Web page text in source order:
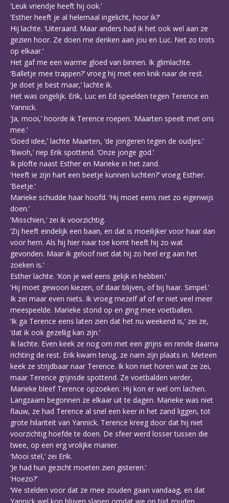
‘Leuk vriendje heeft hij ook.’
‘Esther heeft je al helemaal ingelicht, hoor ik?’
Hij lachte. ‘Uiteraard. Maar anders had ik het ook wel aan ze
gezien hoor. Ze doen me denken aan jou en Luc. Net zo trots
op elkaar.’
Het gaf me een warme gloed van binnen. Ik glimlachte.
‘Balletje mee trappen?’ vroeg hij met een knik naar de rest.
‘Je doet je best maar,’ lachte ik.
Het was ongelijk. Erik, Luc en Ed speelden tegen Terence en
Yannick.
‘Ja, mooi,’ hoorde ik Terence roepen. ‘Maarten speelt met ons
mee.’
‘Goed idee,’ lachte Maarten, ‘de jongeren tegen de oudjes.’
‘Bwoh,’ riep Erik spottend. ‘Onze jonge god.’
Ik plofte naast Esther en Marieke in het zand.
‘Heeft ie zijn hart een beetje kunnen luchten?’ vroeg Esther.
‘Beetje.’
Marieke schudde haar hoofd. ‘Hij moet eens niet zo eigenwijs
doen.’
‘Misschien,’ zei ik voorzichtig.
‘Zij heeft eindelijk een baan, en dat is moeilijker voor haar dan
voor hem. Als hij hier naar toe komt heeft hij zo wat
gevonden. Maar ik geloof niet dat hij zo heel erg aan het
zoeken is.’
Esther lachte. ‘Kon je wel eens gelijk in hebben.’
‘Hij moet gewoon kiezen, of daar blijven, of bij haar. Simpel.’
Ik zei maar even niets. Ik vroeg mezelf af of er niet veel meer
meespeelde. Marieke stond op en ging mee voetballen.
‘Ik ga Terence eens laten zien dat het nu weekend is,’ zei ze,
‘dat ik ook gezellig kan zijn.’
Ik lachte. Even keek ze nog om met een grijns en rende daarna
richting de rest. Erik kwam terug, ze nam zijn plaats in. Meteen
keek ze strijdbaar naar Terence. Ik kon niet horen wat ze zei,
maar Terence grijnsde spottend. Ze voetbalden verder,
Marieke bleef Terence opzoeken. Hij kon er wel om lachen.
Langzaam begonnen ze elkaar uit te dagen. Marieke was niet
flauw, ze had Terence al snel een keer in het zand liggen, tot
grote hilariteit van Yannick. Terence kreeg door dat hij niet
voorzichtig hoefde te doen. De sfeer werd losser tussen die
twee, op een erg vrolijke manier.
‘Mooi stel,’ zei Erik.
‘Je had hun gezicht moeten zien gisteren.’
‘Hoezo?’
‘We stelden voor dat ze mee zouden gaan vandaag, en dat